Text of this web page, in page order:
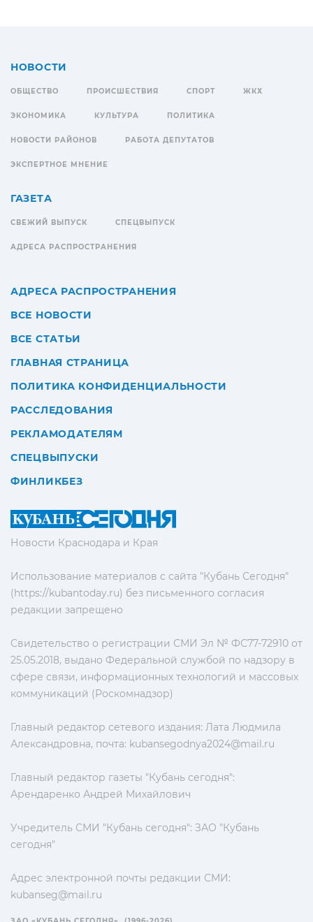
Новости Краснодара и Края
Использование материалов с сайта "Кубань Сегодня"
(https://kubantoday.ru) без письменного согласия
редакции запрещено
Свидетельство о регистрации СМИ Эл № ФС77-72910 от
25.05.2018, выдано Федеральной службой по надзору в
сфере связи, информационных технологий и массовых
коммуникаций (Роскомнадзор)
Главный редактор сетевого издания: Лата Людмила
Александровна, почта: kubansegodnya2024@mail.ru
Главный редактор газеты "Кубань сегодня":
Арендаренко Андрей Михайлович
Учредитель СМИ "Кубань сегодня": ЗАО "Кубань
сегодня"
Адрес электронной почты редакции СМИ:
kubanseg@mail.ru
НОВОСТИ
ОБЩЕСТВО ПРОИСШЕСТВИЯ СПОРТ ЖКХ
ЭКОНОМИКА КУЛЬТУРА ПОЛИТИКА
НОВОСТИ РАЙОНОВ РАБОТА ДЕПУТАТОВ
ЭКСПЕРТНОЕ МНЕНИЕ
ГАЗЕТА
СВЕЖИЙ ВЫПУСК СПЕЦВЫПУСК
АДРЕСА РАСПРОСТРАНЕНИЯ
АДРЕСА РАСПРОСТРАНЕНИЯ
ВСЕ НОВОСТИ
ВСЕ СТАТЬИ
ГЛАВНАЯ СТРАНИЦА
ПОЛИТИКА КОНФИДЕНЦИАЛЬНОСТИ
РАССЛЕДОВАНИЯ
РЕКЛАМОДАТЕЛЯМ
СПЕЦВЫПУСКИ
ФИНЛИКБЕЗ